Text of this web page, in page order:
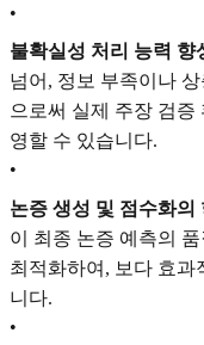
•
불확실성 처리 능력 향
넘어, 정보 부족이나
으로써 실제 주장 검증
영할 수 있습니다.
•
논증 생성 및 점수화의
이 최종 논증 예측의
최적화하여, 보다 효과
니다.
•